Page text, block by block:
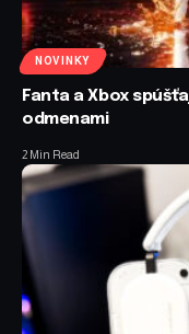
NOVINKY
Fanta a Xbox
odmenami
2 Min Read